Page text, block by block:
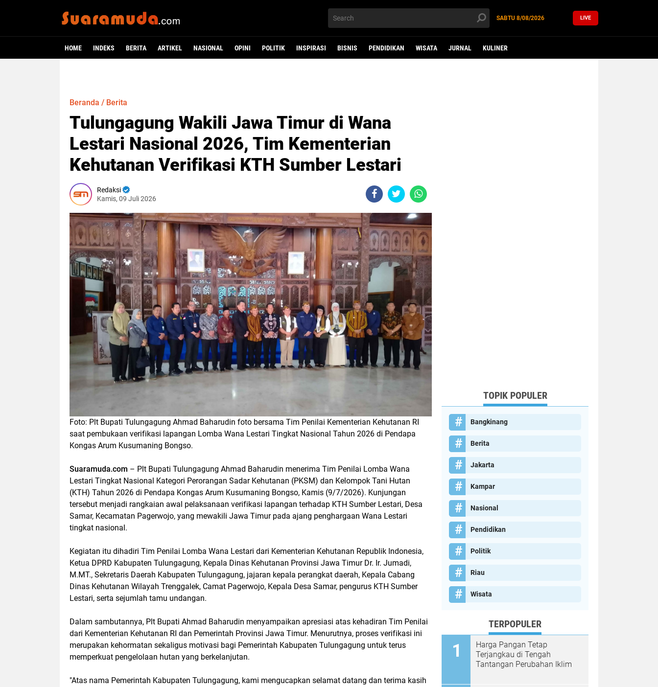
SABTU 8/08/2026 LIVE
HOME INDEKS BERITA ARTIKEL NASIONAL OPINI POLITIK INSPIRASI BISNIS PENDIDIKAN WISATA JURNAL KULINER
Beranda / Berita
Tulungagung Wakili Jawa Timur di Wana
Lestari Nasional 2026, Tim Kementerian
Kehutanan Verifikasi KTH Sumber Lestari
Redaksi
Kamis, 09 Juli 2026
Foto: Plt Bupati Tulungagung Ahmad Baharudin foto bersama Tim Penilai Kementerian Kehutanan RI
saat pembukaan verifikasi lapangan Lomba Wana Lestari Tingkat Nasional Tahun 2026 di Pendapa
Kongas Arum Kusumaning Bongso.
Suaramuda.com – Plt Bupati Tulungagung Ahmad Baharudin menerima Tim Penilai Lomba Wana
Lestari Tingkat Nasional Kategori Perorangan Sadar Kehutanan (PKSM) dan Kelompok Tani Hutan
(KTH) Tahun 2026 di Pendapa Kongas Arum Kusumaning Bongso, Kamis (9/7/2026). Kunjungan
tersebut menjadi rangkaian awal pelaksanaan verifikasi lapangan terhadap KTH Sumber Lestari, Desa
Samar, Kecamatan Pagerwojo, yang mewakili Jawa Timur pada ajang penghargaan Wana Lestari
tingkat nasional.
Kegiatan itu dihadiri Tim Penilai Lomba Wana Lestari dari Kementerian Kehutanan Republik Indonesia,
Ketua DPRD Kabupaten Tulungagung, Kepala Dinas Kehutanan Provinsi Jawa Timur Dr. Ir. Jumadi,
M.MT., Sekretaris Daerah Kabupaten Tulungagung, jajaran kepala perangkat daerah, Kepala Cabang
Dinas Kehutanan Wilayah Trenggalek, Camat Pagerwojo, Kepala Desa Samar, pengurus KTH Sumber
Lestari, serta sejumlah tamu undangan.
Dalam sambutannya, Plt Bupati Ahmad Baharudin menyampaikan apresiasi atas kehadiran Tim Penilai
dari Kementerian Kehutanan RI dan Pemerintah Provinsi Jawa Timur. Menurutnya, proses verifikasi ini
merupakan kehormatan sekaligus motivasi bagi Pemerintah Kabupaten Tulungagung untuk terus
memperkuat pengelolaan hutan yang berkelanjutan.
"Atas nama Pemerintah Kabupaten Tulungagung, kami mengucapkan selamat datang dan terima kasih
TOPIK POPULER
Bangkinang
Berita
Jakarta
Kampar
Nasional
Pendidikan
Politik
Riau
Wisata
TERPOPULER
Harga Pangan Tetap
Terjangkau di Tengah
Tantangan Perubahan Iklim